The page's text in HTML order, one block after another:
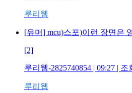
루리웹
[유머] mcu)스포)이런 장면은
[2]
루리웹-2825740854 | 09:27 | 조
루리웹